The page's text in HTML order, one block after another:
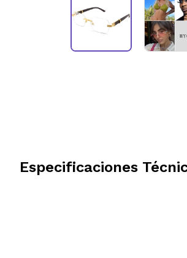
Especificaciones